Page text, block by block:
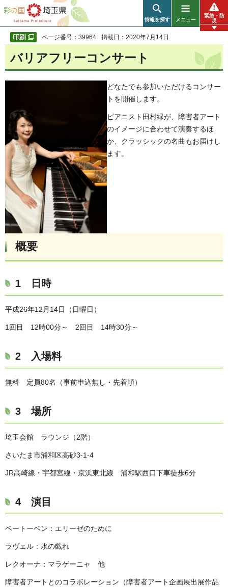
彩の国 埼玉県
情報を探す メニュー
緊急・防
災
ページ番号：39964 掲載日：2020年7月14日
バリアフリーコンサート
どなたでも参加いただけるコンサー
トを開催します。
ピアニスト田村緑が、障害者アート
のイメージに合わせて演奏するほ
か、クラッシックの名曲もお届けし
ます。
概要
1 日時
平成26年12月14日（日曜日）
1回目 12時00分～ 2回目 14時30分～
2 入場料
無料 定員80名（事前申込無し・先着順）
3 場所
埼玉会館 ラウンジ（2階）
さいたま市浦和区高砂3-1-4
JR高崎線・宇都宮線・京浜東北線 浦和駅西口下車徒歩6分
4 演目
ベートーベン：エリーゼのために
ラヴェル：水の戯れ
レクオーナ：マラゲーニャ 他
障害者アートとのコラボレーション（障害者アート企画展出展作品